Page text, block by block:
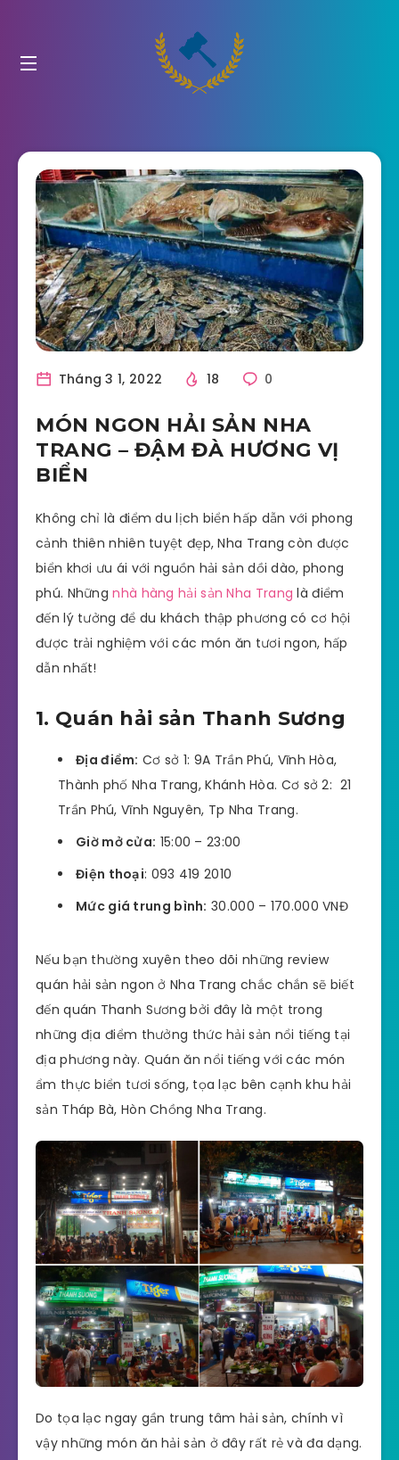
Tháng 3 1, 2022 18 0
MÓN NGON HẢI SẢN NHA
TRANG – ĐẬM ĐÀ HƯƠNG VỊ
BIỂN
Không chỉ là điểm du lịch biển hấp dẫn với phong
cảnh thiên nhiên tuyệt đẹp, Nha Trang còn được
biển khơi ưu ái với nguồn hải sản dồi dào, phong
phú. Nhữngnhà hàng hải sản Nha Trang là điểm
đến lý tưởng để du khách thập phương có cơ hội
được trải nghiệm với các món ăn tươi ngon, hấp
dẫn nhất!
1. Quán hải sản Thanh Sương
Địa điểm: Cơ sở 1: 9A Trần Phú, Vĩnh Hòa,
Thành phố Nha Trang, Khánh Hòa. Cơ sở 2: 21
Trần Phú, Vĩnh Nguyên, Tp Nha Trang.
Giờ mở cửa: 15:00 – 23:00
Điện thoại: 093 419 2010
Mức giá trung bình: 30.000 – 170.000 VNĐ
Nếu bạn thường xuyên theo dõi những review
quán hải sản ngon ở Nha Trang chắc chắn sẽ biết
đến quán Thanh Sương bởi đây là một trong
những địa điểm thưởng thức hải sản nổi tiếng tại
địa phương này. Quán ăn nổi tiếng với các món
ẩm thực biển tươi sống, tọa lạc bên cạnh khu hải
sản Tháp Bà, Hòn Chồng Nha Trang.
Do tọa lạc ngay gần trung tâm hải sản, chính vì
vậy những món ăn hải sản ở đây rất rẻ và đa dạng.